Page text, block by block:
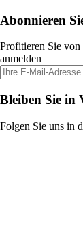
Abonnieren
Profitieren Sie
anmelden
Bleiben Sie in
Folgen Sie uns in